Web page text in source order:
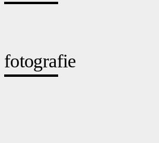
fotografie